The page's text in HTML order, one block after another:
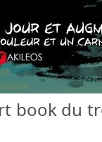
book du